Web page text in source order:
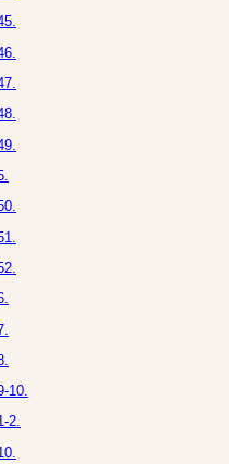
10.
2.